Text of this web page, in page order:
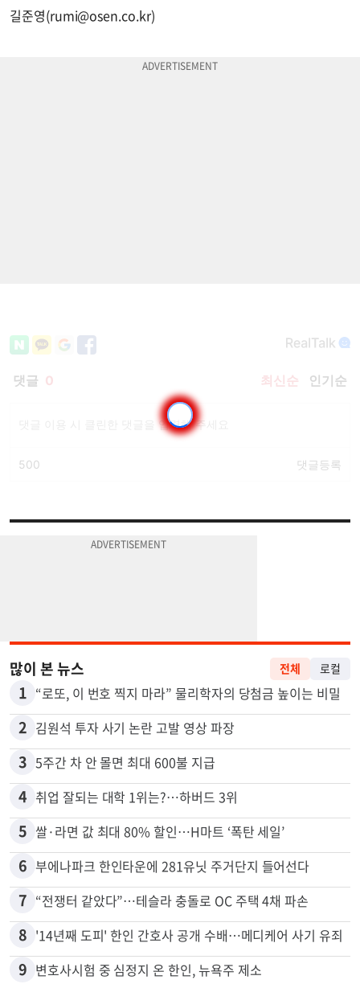
길준영(rumi@osen.co.kr)
많이 본 뉴스
1 “로또, 이 번호 찍지 마라” 물리학자의 당첨금 높이는 비밀
2 김원석 투자 사기 논란 고발 영상 파장
3 5주간 차 안 몰면 최대 600불 지급
4 취업 잘되는 대학 1위는?…하버드 3위
5 쌀·라면 값 최대 80% 할인…H마트 ‘폭탄 세일’
6 부에나파크 한인타운에 281유닛 주거단지 들어선다
7 “전쟁터 같았다”…테슬라 충돌로 OC 주택 4채 파손
8 '14년째 도피' 한인 간호사 공개 수배…메디케어 사기 유죄